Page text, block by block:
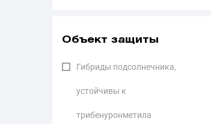
Объект защиты
Гибриды подсолнечника,
устойчивы к
трибенуронметила